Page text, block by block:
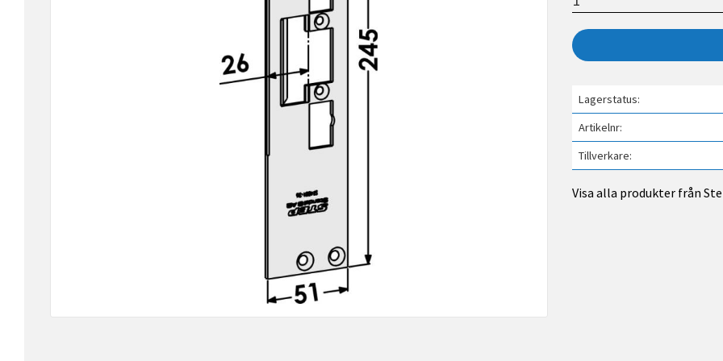
Lagerstatus
Artikelnr
Tillverkare
Visa alla produkter från